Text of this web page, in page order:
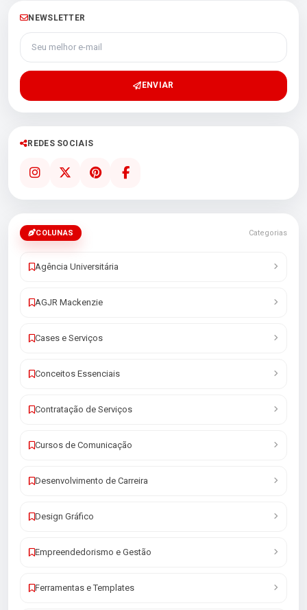
NEWSLETTER
Seu melhor e-mail
ENVIAR
REDES SOCIAIS
COLUNAS Categorias
Agência Universitária
AGJR Mackenzie
Cases e Serviços
Conceitos Essenciais
Contratação de Serviços
Cursos de Comunicação
Desenvolvimento de Carreira
Design Gráfico
Empreendedorismo e Gestão
Ferramentas e Templates